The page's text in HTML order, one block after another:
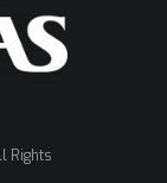
Rights